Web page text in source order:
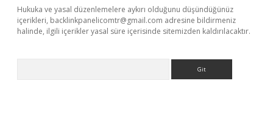
Hukuka ve yasal düzenlemelere aykırı olduğunu düşündüğünüz
içerikleri, backlinkpanelicomtr@gmail.com adresine bildirmeniz
halinde, ilgili içerikler yasal süre içerisinde sitemizden kaldırılacaktır.